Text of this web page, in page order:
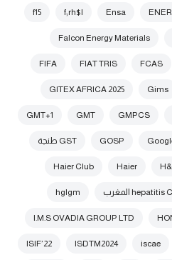
Ensa
f;rh$l
f15
Falcon Energy Materials
FCAS
FIAT TRIS
FIFA
Gims
GITEX AFRICA 2025
GMPCS
GMT
GMT+1
GOSP GST طنجة
Haier
Haier Club
hepatitis C المغرب hglgm
I.M.S OVADIA GROUP LTD
iscae
ISDTM2024
ISIF’22